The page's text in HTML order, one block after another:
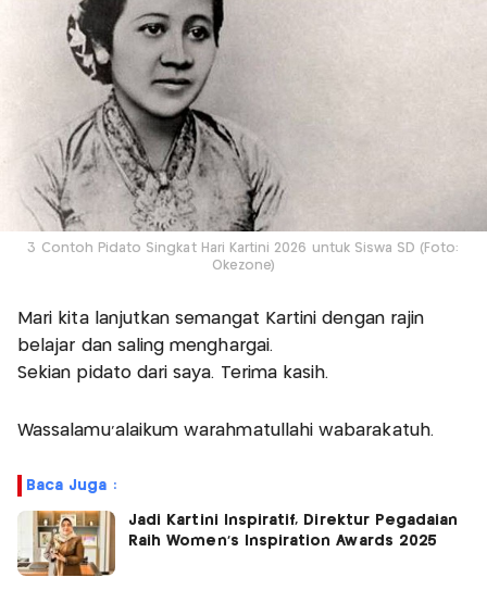
3 Contoh Pidato Singkat Hari Kartini 2026 untuk Siswa SD (Foto:
Okezone)
Mari kita lanjutkan semangat Kartini dengan rajin
belajar dan saling menghargai.
Sekian pidato dari saya. Terima kasih.
Wassalamu’alaikum warahmatullahi wabarakatuh.
Baca Juga :
Jadi Kartini Inspiratif, Direktur Pegadaian
Raih Women’s Inspiration Awards 2025